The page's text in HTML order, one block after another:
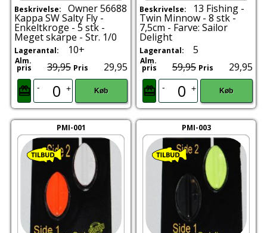
Beskrivelse: Owner 56688
Kappa SW Salty Fly -
Enkeltkroge - 5 stk -
Meget skarpe - Str. 1/0
Lagerantal: 10+
Alm.
pris 39,95 Pris 29,95
- + Køb
Beskrivelse: 13 Fishing -
Twin Minnow - 8 stk -
7,5cm - Farve: Sailor
Delight
Lagerantal: 5
Alm.
pris 59,95 Pris 29,95
- + Køb
PMI-001 PMI-003